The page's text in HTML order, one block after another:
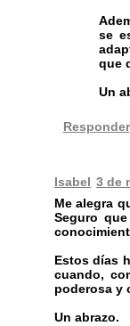
se
que
Un
Responder
Isabel 3 de
Me alegra
Seguro
Estos días
cuando,
poderosa y
Un abrazo.